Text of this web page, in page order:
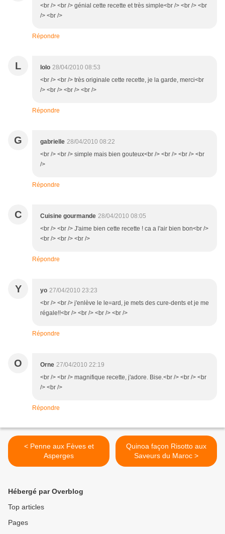
<br /> <br /> génial cette recette et très simple<br /> <br /> <br
/> <br />
Répondre
L lolo 28/04/2010 08:53
<br /> <br /> très originale cette recette, je la garde, merci<br
/> <br /> <br /> <br />
Répondre
G gabrielle 28/04/2010 08:22
<br /> <br /> simple mais bien gouteux<br /> <br /> <br /> <br
/>
Répondre
C Cuisine gourmande 28/04/2010 08:05
<br /> <br /> J'aime bien cette recette ! ca a l'air bien bon<br />
<br /> <br /> <br />
Répondre
Y yo 27/04/2010 23:23
<br /> <br /> j'enlève le le=ard, je mets des cure-dents et je me
régale!!<br /> <br /> <br /> <br />
Répondre
O Orne 27/04/2010 22:19
<br /> <br /> magnifique recette, j'adore. Bise.<br /> <br /> <br
/> <br />
Répondre
< Penne aux Fèves et
Asperges
Quinoa façon Risotto aux
Saveurs du Maroc >
Hébergé par Overblog
Top articles
Pages